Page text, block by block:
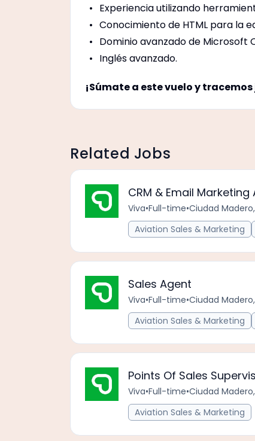
Experiencia utilizando
Conocimiento de HTML para la
Dominio avanzado de Microsoft
Inglés avanzado.
¡Súmate a este vuelo y
Related Jobs
CRM & Email Marketing
Viva•Full-time•Ciudad
Aviation Sales & Marketing
Sales Agent
Viva•Full-time•Ciudad
Aviation Sales & Marketing
Points Of Sales
Viva•Full-time•Ciudad
Aviation Sales & Marketing